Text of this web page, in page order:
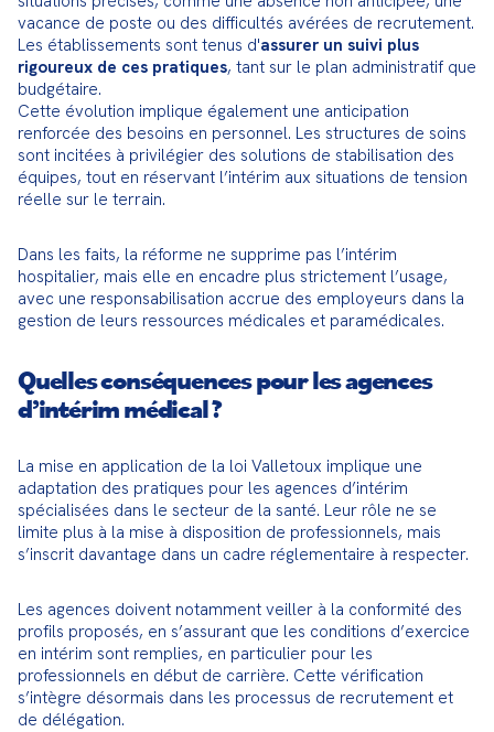
vacance de poste ou des difficultés avérées de recrutement.
Les établissements sont tenus d'assurer un suivi plus
rigoureux de ces pratiques, tant sur le plan administratif que
budgétaire.
Cette évolution implique également une anticipation
renforcée des besoins en personnel. Les structures de soins
sont incitées à privilégier des solutions de stabilisation des
équipes, tout en réservant l’intérim aux situations de tension
réelle sur le terrain.
Dans les faits, la réforme ne supprime pas l’intérim
hospitalier, mais elle en encadre plus strictement l’usage,
avec une responsabilisation accrue des employeurs dans la
gestion de leurs ressources médicales et paramédicales.
Quelles conséquences pour les agences
d’intérim médical ?
La mise en application de la loi Valletoux implique une
adaptation des pratiques pour les agences d’intérim
spécialisées dans le secteur de la santé. Leur rôle ne se
limite plus à la mise à disposition de professionnels, mais
s’inscrit davantage dans un cadre réglementaire à respecter.
Les agences doivent notamment veiller à la conformité des
profils proposés, en s’assurant que les conditions d’exercice
en intérim sont remplies, en particulier pour les
professionnels en début de carrière. Cette vérification
s’intègre désormais dans les processus de recrutement et
de délégation.